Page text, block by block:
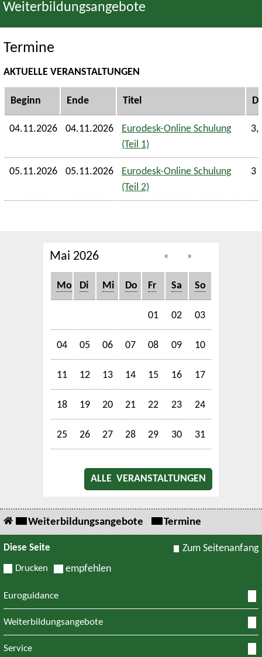
Weiterbildungsangebote
Termine
AKTUELLE VERANSTALTUNGEN
Beginn Ende Titel
04.11.2026 04.11.2026
Eurodesk-Online Schulung
(Teil 1)
05.11.2026 05.11.2026
Eurodesk-Online Schulung
(Teil 2)
3
Mai 2026 « »
Mo Di Mi Do Fr Sa So
01 02 03
04 05 06 07 08 09 10
11 12 13 14 15 16 17
18 19 20 21 22 23 24
25 26 27 28 29 30 31
ALLE VERANSTALTUNGEN
Weiterbildungsangebote Termine
Diese Seite
Drucken empfehlen
Zum Seitenanfang
Euroguidance
Weiterbildungsangebote
Service